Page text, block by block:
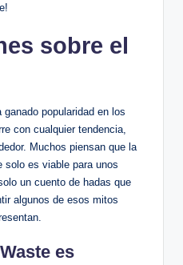
sobre el
popularidad en los
con cualquier tendencia,
Muchos piensan que la
solo es viable para unos
un cuento de hadas que
algunos de esos mitos
es